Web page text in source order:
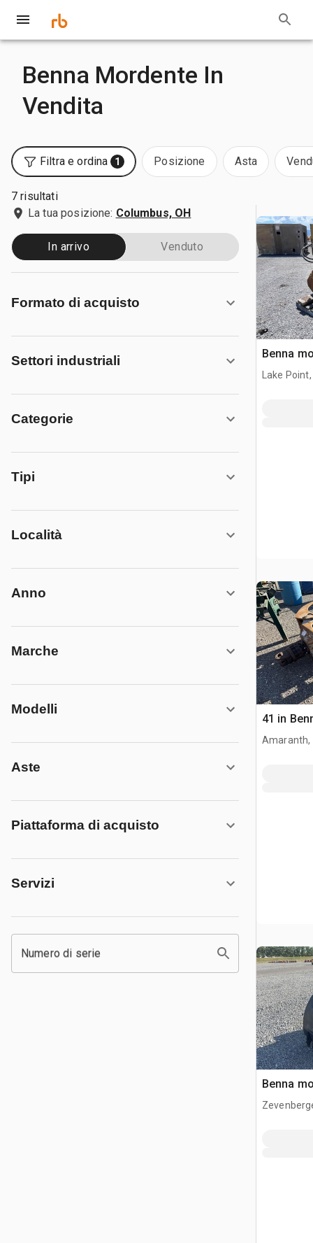
Benna Mordente In
Vendita
Filtra e ordina 1 Posizione Asta
7 risultati
La tua posizione: Columbus, OH
In arrivo Venduto
Formato di acquisto
Settori industriali
Categorie
Tipi
Località
Anno
Marche
Modelli
Aste
Piattaforma di acquisto
Servizi
Numero di serie
Benna
Lake Point,
41 in
Amaranth,
Benna